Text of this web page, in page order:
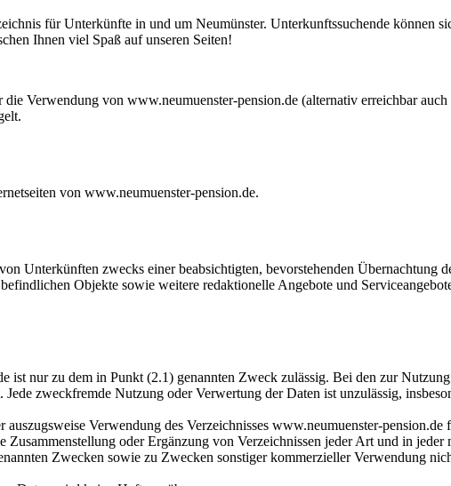
für Unterkünfte in und um Neumünster. Unterkunftssuchende können
Ihnen viel Spaß auf unseren Seiten!
die Verwendung von www.neumuenster-pension.de (alternativ erreichbar
von www.neumuenster-pension.de.
Unterkünften zwecks einer beabsichtigten, bevorstehenden Übernachtung
Objekte sowie weitere redaktionelle Angebote und
ist nur zu dem in Punkt (2.1) genannten Zweck zulässig. Bei den zur
zweckfremde Nutzung oder Verwertung der Daten ist unzulässig,
Verwendung des Verzeichnisses www.neumuenster-pension.de
oder Ergänzung von Verzeichnissen jeder Art und in
Zwecken sowie zu Zwecken sonstiger kommerzieller Verwendung